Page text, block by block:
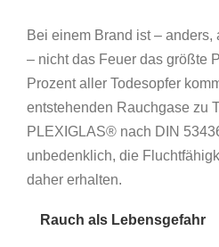
Bei einem Brand ist – anders,
– nicht das Feuer das größte
Prozent aller Todesopfer
entstehenden Rauchgase zu
PLEXIGLAS® nach DIN
unbedenklich, die
daher erhalten.
Rauch als Lebensgefahr